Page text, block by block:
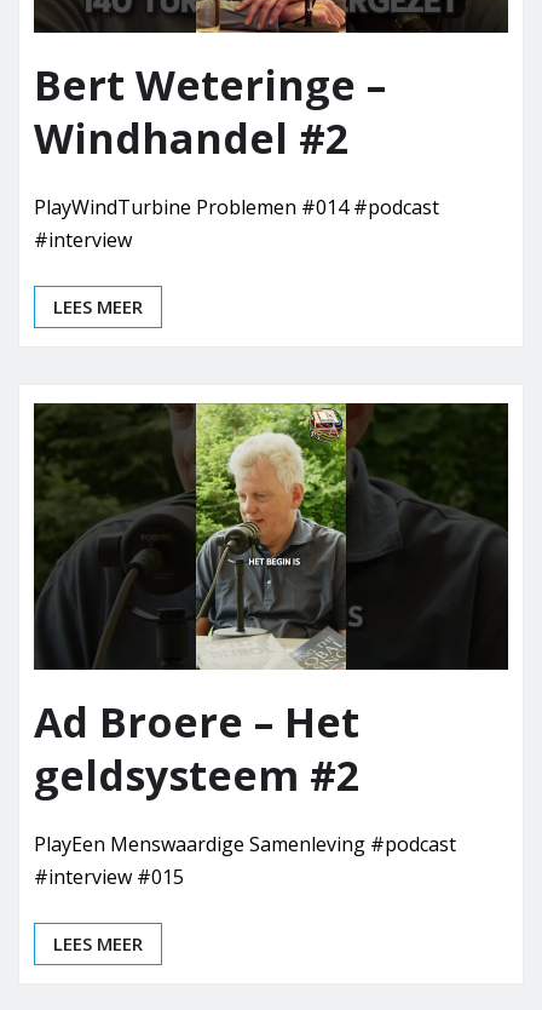
Bert Weteringe –
Windhandel #2
PlayWindTurbine Problemen #014 #podcast
#interview
LEES MEER
Ad Broere – Het
geldsysteem #2
PlayEen Menswaardige Samenleving #podcast
#interview #015
LEES MEER